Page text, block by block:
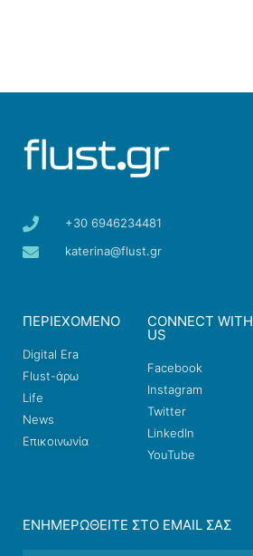
+30 6946234481
katerina@flust.gr
ΠΕΡΙΕΧΟΜΕΝΟ
Digital Era
Flust-άρω
Life
News
Επικοινωνία
CONNECT WITH
US
Facebook
Instagram
Twitter
LinkedIn
YouTube
ΕΝΗΜΕΡΩΘΕΊΤΕ ΣΤΟ EMAIL ΣΑΣ